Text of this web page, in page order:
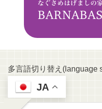
多言語切り替え(language
JA